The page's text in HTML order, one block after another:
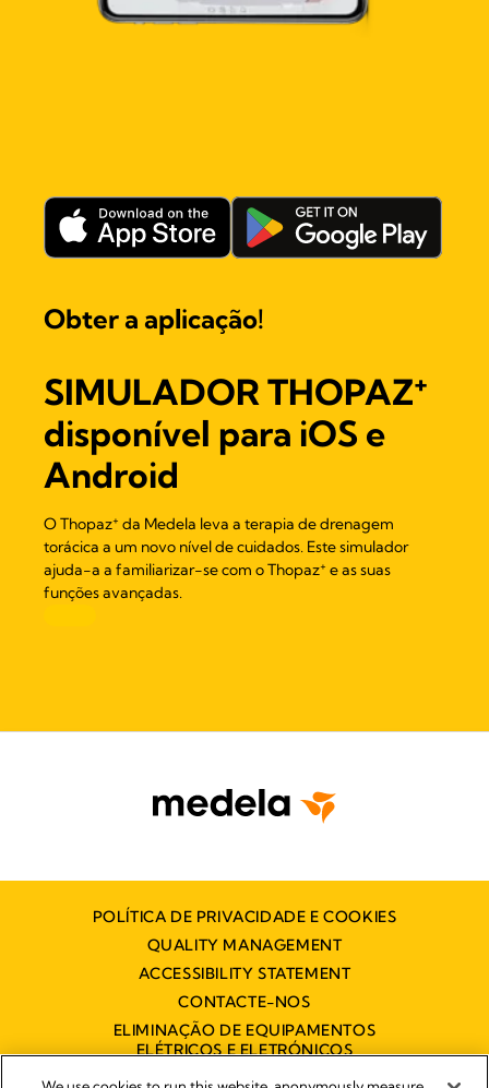
Obter a aplicação!
SIMULADOR THOPAZ+
disponível para iOS e
Android
O Thopaz+ da Medela leva a terapia de drenagem
torácica a um novo nível de cuidados. Este simulador
ajuda-a a familiarizar-se com o Thopaz+ e as suas
funções avançadas.
POLÍTICA DE PRIVACIDADE E COOKIES
QUALITY MANAGEMENT
ACCESSIBILITY STATEMENT
CONTACTE-NOS
ELIMINAÇÃO DE EQUIPAMENTOS
ELÉTRICOS E ELETRÓNICOS
DECLARAÇÃO DE ACESSIBILIDADE